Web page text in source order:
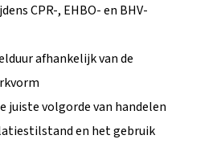
CPR-, EHBO- en BHV-
afhankelijk van de
juiste volgorde van handelen
en het gebruik